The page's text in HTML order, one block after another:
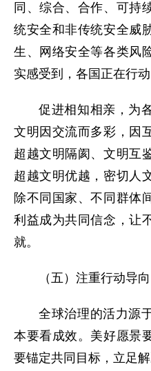
同、综合、合作、可持
统安全和非传统安全威
生、网络安全等各类风
实感受到，各国正在行
促进相知相亲，为
文明因交流而多彩，因
超越文明隔阂、文明互
超越文明优越，密切人
除不同国家、不同群体
利益成为共同信念，让
就。
（五）注重行动导向
全球治理的活力源
本要看成效。美好愿景
要锚定共同目标，立足